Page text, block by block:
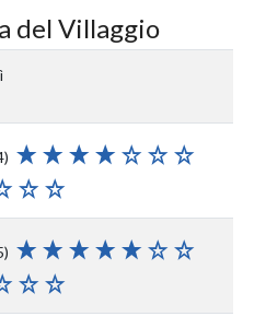
del Villaggio